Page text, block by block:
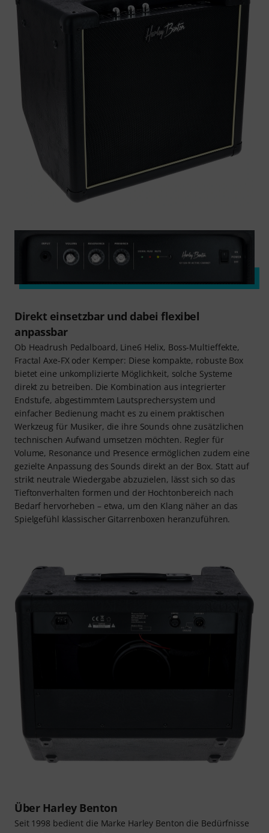
Direkt einsetzbar und dabei flexibel
anpassbar
Ob Headrush Pedalboard, Line6 Helix, Boss-Multieffekte,
Fractal Axe-FX oder Kemper: Diese kompakte, robuste Box
bietet eine unkomplizierte Möglichkeit, solche Systeme
direkt zu betreiben. Die Kombination aus integrierter
Endstufe, abgestimmtem Lautsprechersystem und
einfacher Bedienung macht es zu einem praktischen
Werkzeug für Musiker, die ihre Sounds ohne zusätzlichen
technischen Aufwand umsetzen möchten. Regler für
Volume, Resonance und Presence ermöglichen zudem eine
gezielte Anpassung des Sounds direkt an der Box. Statt auf
strikt neutrale Wiedergabe abzuzielen, lässt sich so das
Tieftonverhalten formen und der Hochtonbereich nach
Bedarf hervorheben – etwa, um den Klang näher an das
Spielgefühl klassischer Gitarrenboxen heranzuführen.
Über Harley Benton
Seit 1998 bedient die Marke Harley Benton die Bedürfnisse